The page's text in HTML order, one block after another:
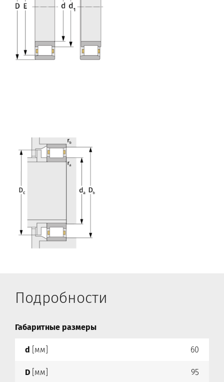
Подробности
Габаритные размеры
d [мм] 60
D [мм] 95